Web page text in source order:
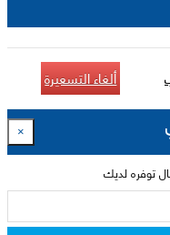
ألغاء التسعيرة
×
توفره لديك